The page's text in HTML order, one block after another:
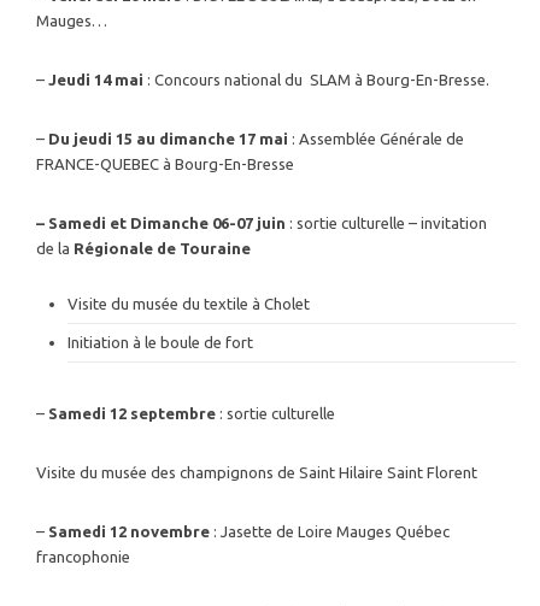
Mauges…
– Jeudi 14 mai : Concours national du SLAM à Bourg-En-Bresse.
– Du jeudi 15 au dimanche 17 mai : Assemblée Générale de
FRANCE-QUEBEC à Bourg-En-Bresse
– Samedi et Dimanche 06-07 juin : sortie culturelle – invitation
de la Régionale de Touraine
Visite du musée du textile à Cholet
Initiation à le boule de fort
– Samedi 12 septembre : sortie culturelle
Visite du musée des champignons de Saint Hilaire Saint Florent
– Samedi 12 novembre : Jasette de Loire Mauges Québec
francophonie